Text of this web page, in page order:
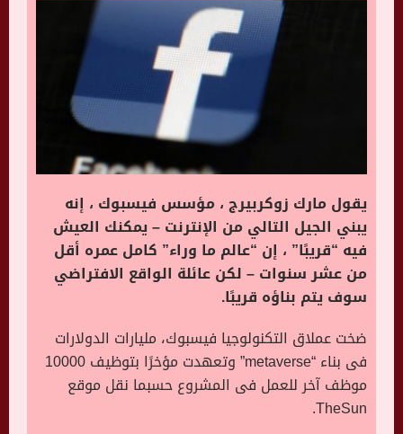
يقول مارك زوكربيرج ، مؤسس فيسبوك ، إنه
يبني الجيل التالي من الإنترنت – يمكنك العيش
فيه “قريبًا” ، إن “عالم ما وراء” كامل عمره أقل
من عشر سنوات – لكن عائلة الواقع الافتراضي
سوف يتم بناؤه قريبًا.
ضخت عملاق التكنولوجيا فيسبوك، مليارات الدولارات
فى بناء “metaverse
” وتعهدت مؤخرًا بتوظيف 10000
موظف آخر للعمل فى المشروع حسبما نقل موقع
TheSun
.